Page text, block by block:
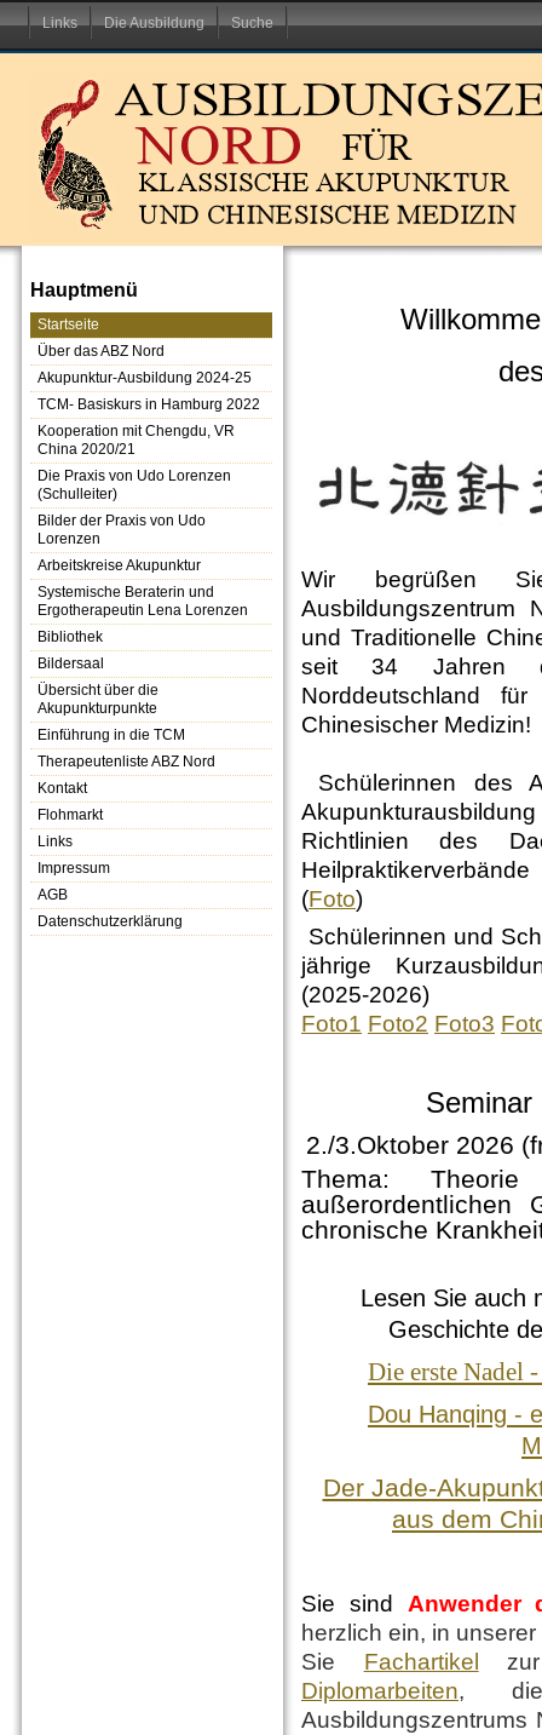
Links Die Ausbildung Suche
Hauptmenü
Startseite
Über das ABZ Nord
Akupunktur-Ausbildung 2024-25
TCM- Basiskurs in Hamburg 2022
Kooperation mit Chengdu, VR
China 2020/21
Die Praxis von Udo Lorenzen
(Schulleiter)
Bilder der Praxis von Udo
Lorenzen
Arbeitskreise Akupunktur
Systemische Beraterin und
Ergotherapeutin Lena Lorenzen
Bibliothek
Bildersaal
Übersicht über die
Akupunkturpunkte
Einführung in die TCM
Therapeutenliste ABZ Nord
Kontakt
Flohmarkt
Links
Impressum
AGB
Datenschutzerklärung
Wir begrüßen
Ausbildungszentrum
und Traditionelle
seit 34 Jahren
Norddeutschland
Chinesischer Medizin!
Schülerinnen des
Richtlinien des
(Foto)
Schülerinnen und
jährige
(2025-2026)
Foto1 Foto2 Foto3
Seminar
2./3.Oktober 2026
Thema:
chronische
Lesen Sie auch
Geschichte
Die erste Nadel
Dou Hanqing -
Der Jade-
aus dem
Sie sind Anwender
herzlich ein, in unserer
Sie Fachartikel
zur
Diplomarbeiten, die
Ausbildungszentrums